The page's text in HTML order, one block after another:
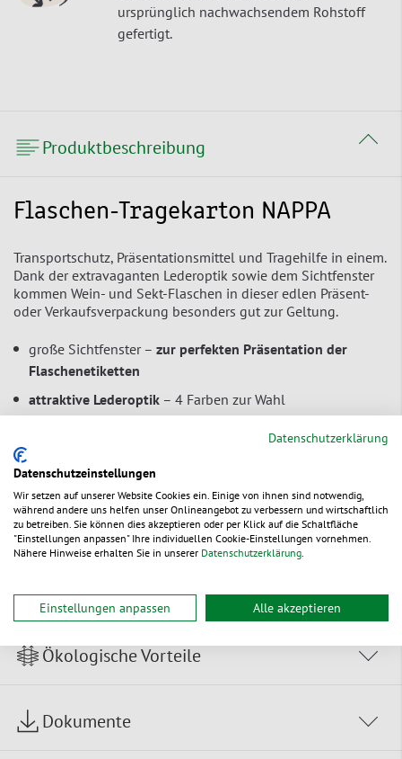
ursprünglich nachwachsendem Rohstoff
gefertigt.
Produktbeschreibung
Flaschen-Tragekarton NAPPA
Transportschutz, Präsentationsmittel und Tragehilfe in einem.
Dank der extravaganten Lederoptik sowie dem Sichtfenster
kommen Wein- und Sekt-Flaschen in dieser edlen Präsent-
oder Verkaufsverpackung besonders gut zur Geltung.
große Sichtfenster – zur perfekten Präsentation der
Flaschenetiketten
attraktive Lederoptik – 4 Farben zur Wahl
schnell und einfach aufgerichtet, rasch befüllt
aus Wellpappe, recyclingfähig
Ökologische Vorteile
Dokumente
Datenschutzerklärung
Datenschutzeinstellungen
Wir setzen auf unserer Website Cookies ein. Einige von ihnen sind notwendig,
während andere uns helfen unser Onlineangebot zu verbessern und wirtschaftlich
zu betreiben. Sie können dies akzeptieren oder per Klick auf die Schaltfläche
"Einstellungen anpassen" Ihre individuellen Cookie-Einstellungen vornehmen.
Nähere Hinweise erhalten Sie in unserer Datenschutzerklärung.
Einstellungen anpassen Alle akzeptieren